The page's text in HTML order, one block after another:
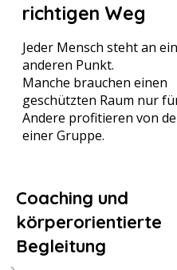
richtigen Weg
Jeder Mensch steht an
anderen Punkt.
Manche brauchen einen
geschützten Raum nur
Andere profitieren von
einer Gruppe.
Coaching und
körperorientierte
Begleitung